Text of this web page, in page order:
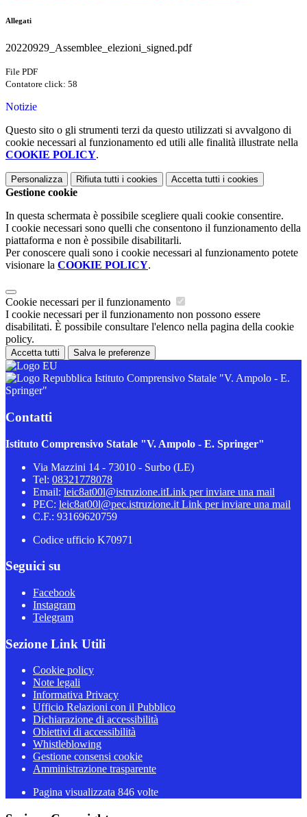
Allegati
20220929_Assemblee_elezioni_signed.pdf
File PDF
Contatore click: 58
Notizie
Questo sito o gli strumenti terzi da questo utilizzati si avvalgono di
cookie necessari al funzionamento ed utili alle finalità illustrate nella
COOKIE POLICY.
Personalizza Rifiuta tutti i cookies Accetta tutti i cookies
Gestione cookie
In questa schermata è possibile scegliere quali cookie consentire.
I cookie necessari sono quelli che consentono il funzionamento della
piattaforma e non è possibile disabilitarli.
Per conoscere quali sono i cookie necessari al funzionamento potete
visionare la COOKIE POLICY.
Cookie necessari per il funzionamento
I cookie necessari per il funzionamento non possono essere
disabilitati. È possibile consultare l'elenco nella pagina della cookie
policy.
Accetta tutti Salva le preferenze
Istituto Comprensivo Statale "V. Ampolo - E.
Springer"
Contatti
Istituto Comprensivo Statale "V. Ampolo - E. Springer"
Via Mazzini 14 - 73010 - Surbo (LE)
Tel: 08321778078
Email: leic8at00l@istruzione.itLink per inviare una mail
PEC: leic8at00l@pec.istruzione.it Link per inviare una mail
C.F.: 93169620759
Codice ufficio K70971
Seguici su
Facebook
Instagram
Telegram
Sezione Link Utili
Cookie policy
Note legali
Informativa Privacy
Ufficio Relazioni con il Pubblico
Dichiarazione di accessibilità
Obiettivi di accessibilità
Whistleblowing
Gestione consensi cookie
Amministrazione trasparente
Pagina visualizzata 846 volte